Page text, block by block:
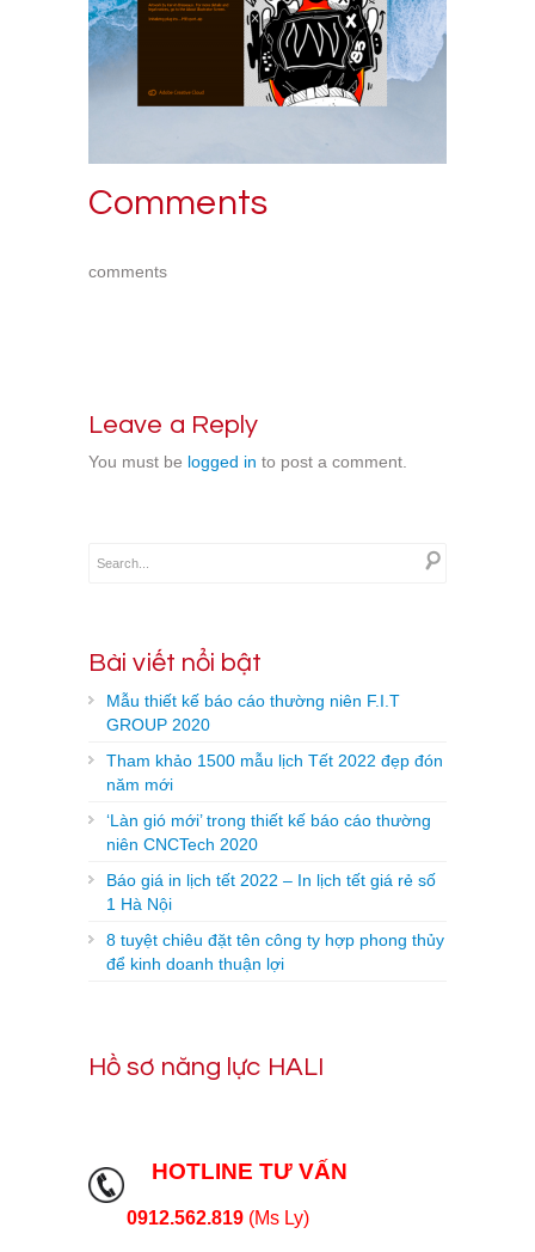
Comments
comments
Leave a Reply
You must be logged in to post a comment.
Bài viết nổi bật
Mẫu thiết kế báo cáo thường niên F.I.T
GROUP 2020
Tham khảo 1500 mẫu lịch Tết 2022 đẹp đón
năm mới
‘Làn gió mới’ trong thiết kế báo cáo thường
niên CNCTech 2020
Báo giá in lịch tết 2022 – In lịch tết giá rẻ số
1 Hà Nội
8 tuyệt chiêu đặt tên công ty hợp phong thủy
để kinh doanh thuận lợi
Hồ sơ năng lực HALI
HOTLINE TƯ VẤN
0912.562.819 (Ms Ly)